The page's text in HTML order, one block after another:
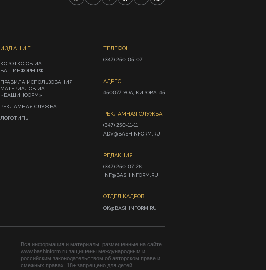
ИЗДАНИЕ
КОРОТКО ОБ ИА
БАШИНФОРМ.РФ
ПРАВИЛА ИСПОЛЬЗОВАНИЯ
МАТЕРИАЛОВ ИА
«БАШИНФОРМ»
РЕКЛАМНАЯ СЛУЖБА
ЛОГОТИПЫ
ТЕЛЕФОН
(347) 250-05-07
АДРЕС
450077, УФА, КИРОВА, 45
РЕКЛАМНАЯ СЛУЖБА
(347) 250-11-11
ADV@BASHINFORM.RU
РЕДАКЦИЯ
(347) 250-07-28
INF@BASHINFORM.RU
ОТДЕЛ КАДРОВ
OK@BASHINFORM.RU
Вся информация и материалы, размещенные на сайте
www.bashinform.ru защищены международным и
российским законодательством об авторском праве и
смежных правах. 18+ запрещено для детей.